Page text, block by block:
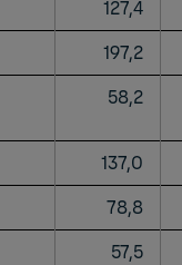
127,4
197,2
58,2
137,0
78,8
57,5